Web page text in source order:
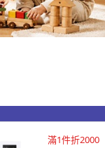
滿1件折2000